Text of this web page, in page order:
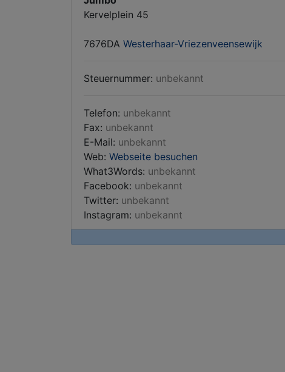
Kervelplein 45
7676DA Westerhaar-Vriezenveensewijk
Steuernummer: unbekannt
Telefon: unbekannt
Fax: unbekannt
E-Mail: unbekannt
Web: Webseite besuchen
What3Words: unbekannt
Facebook: unbekannt
Twitter: unbekannt
Instagram: unbekannt